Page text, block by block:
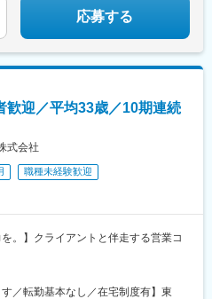
応募する
歓迎／平均33歳／10期連続
式会社
職種未経験歓迎
。】クライアントと伴走する営業コ
す／転勤基本なし／在宅制度有】東